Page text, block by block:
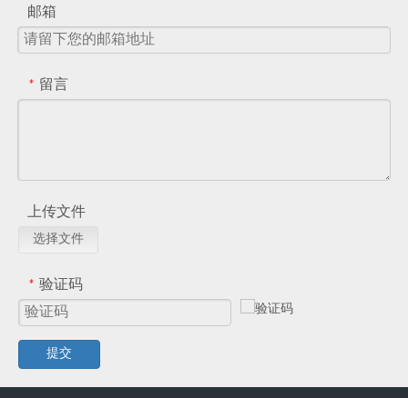
邮箱
* 留言
上传文件
选择文件
* 验证码
提交